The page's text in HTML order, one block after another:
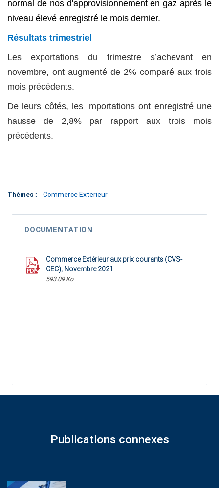
normal de nos d'approvisionnement en gaz après le
niveau élevé enregistré le mois dernier.
Résultats trimestriel
Les exportations du trimestre s’achevant en
novembre, ont augmenté de 2% comparé aux trois
mois précédents.
De leurs côtés, les importations ont enregistré une
hausse de 2,8% par rapport aux trois mois
précédents.
Thèmes : Commerce Exterieur
DOCUMENTATION
Commerce Extérieur aux prix courants (CVS-
CEC), Novembre 2021
593.09 Ko
Publications connexes